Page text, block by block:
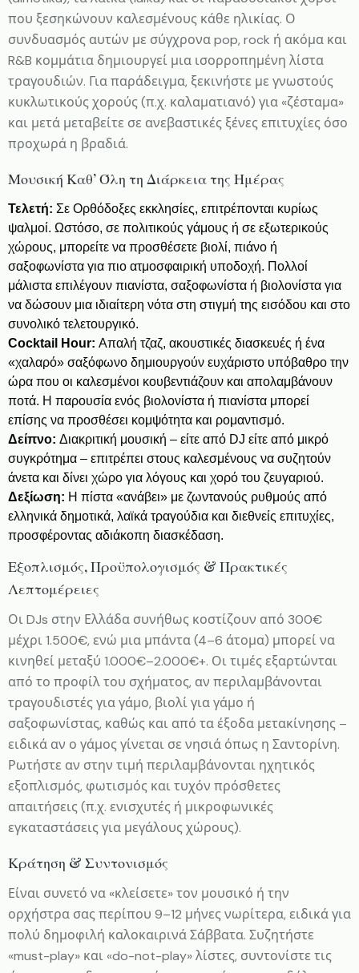
που ξεσηκώνουν καλεσμένους κάθε ηλικίας. Ο
συνδυασμός αυτών με σύγχρονα pop, rock ή ακόμα και
R&B κομμάτια δημιουργεί μια ισορροπημένη λίστα
τραγουδιών. Για παράδειγμα, ξεκινήστε με γνωστούς
κυκλωτικούς χορούς (π.χ. καλαματιανό) για «ζέσταμα»
και μετά μεταβείτε σε ανεβαστικές ξένες επιτυχίες όσο
προχωρά η βραδιά.
Μουσική Καθ’ Όλη τη Διάρκεια της Ημέρας
Τελετή: Σε Ορθόδοξες εκκλησίες, επιτρέπονται κυρίως
ψαλμοί. Ωστόσο, σε πολιτικούς γάμους ή σε εξωτερικούς
χώρους, μπορείτε να προσθέσετε βιολί, πιάνο ή
σαξοφωνίστα για πιο ατμοσφαιρική υποδοχή. Πολλοί
μάλιστα επιλέγουν πιανίστα, σαξοφωνίστα ή βιολονίστα για
να δώσουν μια ιδιαίτερη νότα στη στιγμή της εισόδου και στο
συνολικό τελετουργικό.
Cocktail Hour: Απαλή τζαζ, ακουστικές διασκευές ή ένα
«χαλαρό» σαξόφωνο δημιουργούν ευχάριστο υπόβαθρο την
ώρα που οι καλεσμένοι κουβεντιάζουν και απολαμβάνουν
ποτά. Η παρουσία ενός βιολονίστα ή πιανίστα μπορεί
επίσης να προσθέσει κομψότητα και ρομαντισμό.
Δείπνο: Διακριτική μουσική – είτε από DJ είτε από μικρό
συγκρότημα – επιτρέπει στους καλεσμένους να συζητούν
άνετα και δίνει χώρο για λόγους και χορό του ζευγαριού.
Δεξίωση: Η πίστα «ανάβει» με ζωντανούς ρυθμούς από
ελληνικά δημοτικά, λαϊκά τραγούδια και διεθνείς επιτυχίες,
προσφέροντας αδιάκοπη διασκέδαση.
Εξοπλισμός, Προϋπολογισμός & Πρακτικές
Λεπτομέρειες
Οι DJs στην Ελλάδα συνήθως κοστίζουν από 300€
μέχρι 1.500€, ενώ μια μπάντα (4–6 άτομα) μπορεί να
κινηθεί μεταξύ 1.000€–2.000€+. Οι τιμές εξαρτώνται
από το προφίλ του σχήματος, αν περιλαμβάνονται
τραγουδιστές για γάμο, βιολί για γάμο ή
σαξοφωνίστας, καθώς και από τα έξοδα μετακίνησης –
ειδικά αν ο γάμος γίνεται σε νησιά όπως η Σαντορίνη.
Ρωτήστε αν στην τιμή περιλαμβάνονται ηχητικός
εξοπλισμός, φωτισμός και τυχόν πρόσθετες
απαιτήσεις (π.χ. ενισχυτές ή μικροφωνικές
εγκαταστάσεις για μεγάλους χώρους).
Κράτηση & Συντονισμός
Είναι συνετό να «κλείσετε» τον μουσικό ή την
ορχήστρα σας περίπου 9–12 μήνες νωρίτερα, ειδικά για
πολύ δημοφιλή καλοκαιρινά Σάββατα. Συζητήστε
«must-play» και «do-not-play» λίστες, συντονίστε τις